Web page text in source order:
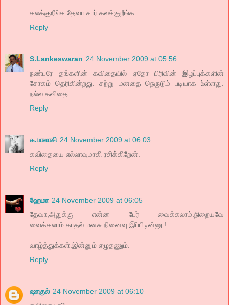
கலக்குறீங்க தேவா சார் கலக்குறீங்க.
Reply
S.Lankeswaran 24 November 2009 at 05:56
நண்பரே தங்களின் கவிதையில் ஏதோ பிரிவின் இழப்புக்களின்
சோகம் தெரிகின்றது. சற்று மனதை நெருடும் படியாக உ்ள்ளது.
நல்ல கவிதை
Reply
க.பாலாசி 24 November 2009 at 06:03
கவிதையை எல்லாவுமாகி ரசிக்கிறேன்.
Reply
ஹேமா 24 November 2009 at 06:05
தேவா,அதுக்கு என்ன பேர் வைக்கலாம்.நிறையவே
வைக்கலாம்.காதல்.மனசு.நினைவு இப்பிடின்னு !
வாழ்த்துக்கள்.இன்னும் எழுதணும்.
Reply
ஷாகுல் 24 November 2009 at 06:10